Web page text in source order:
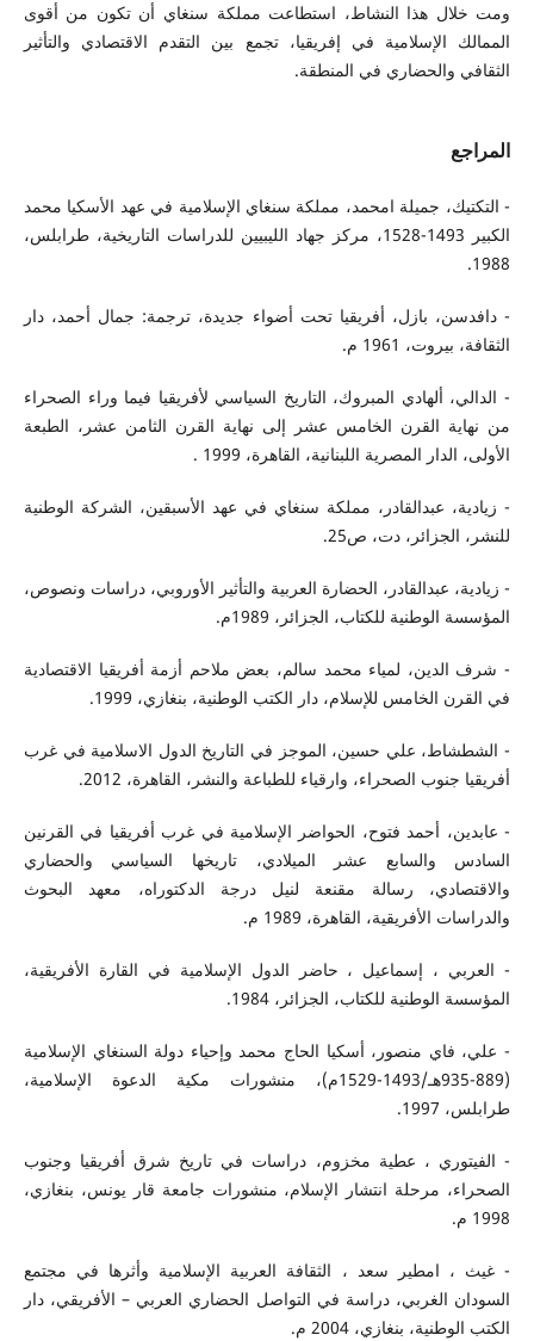
ومت خلال هذا النشاط، استطاعت مملكة سنغاي أن تكون من أقوى
الممالك الإسلامية في إفريقيا، تجمع بين التقدم الاقتصادي والتأثير
الثقافي والحضاري في المنطقة.
المراجع
- التكتيك، جميلة امحمد، مملكة سنغاي الإسلامية في عهد الأسكيا محمد
الكبير 1493-1528، مركز جهاد الليبيين للدراسات التاريخية، طرابلس،
1988.
- دافدسن، بازل، أفريقيا تحت أضواء جديدة، ترجمة: جمال أحمد، دار
الثقافة، بيروت، 1961 م.
- الدالي، ألهادي المبروك، التاريخ السياسي لأفريقيا فيما وراء الصحراء
من نهاية القرن الخامس عشر إلى نهاية القرن الثامن عشر، الطبعة
الأولى، الدار المصرية اللبنانية، القاهرة، 1999 .
- زيادية، عبدالقادر، مملكة سنغاي في عهد الأسبقين، الشركة الوطنية
للنشر، الجزائر، دت، ص25.
- زيادية، عبدالقادر، الحضارة العربية والتأثير الأوروبي، دراسات ونصوص،
المؤسسة الوطنية للكتاب، الجزائر، 1989م.
- شرف الدين، لمياء محمد سالم، بعض ملاحم أزمة أفريقيا الاقتصادية
في القرن الخامس للإسلام، دار الكتب الوطنية، بنغازي، 1999.
- الشطشاط، علي حسين، الموجز في التاريخ الدول الاسلامية في غرب
أفريقيا جنوب الصحراء، وارقياء للطباعة والنشر، القاهرة، 2012.
- عابدين، أحمد فتوح، الحواضر الإسلامية في غرب أفريقيا في القرنين
السادس والسابع عشر الميلادي، تاريخها السياسي والحضاري
والاقتصادي، رسالة مقنعة لنيل درجة الدكتوراه، معهد البحوث
والدراسات الأفريقية، القاهرة، 1989 م.
- العربي ، إسماعيل ، حاضر الدول الإسلامية في القارة الأفريقية،
المؤسسة الوطنية للكتاب، الجزائر، 1984.
- علي، فاي منصور، أسكيا الحاج محمد وإحياء دولة السنغاي الإسلامية
(889-935هـ/1493-1529م)، منشورات مكية الدعوة الإسلامية،
طرابلس، 1997.
- الفيتوري ، عطية مخزوم، دراسات في تاريخ شرق أفريقيا وجنوب
الصحراء، مرحلة انتشار الإسلام، منشورات جامعة قار يونس، بنغازي،
1998 م.
- غيث ، امطير سعد ، الثقافة العربية الإسلامية وأثرها في مجتمع
السودان الغربي، دراسة في التواصل الحضاري العربي – الأفريقي، دار
الكتب الوطنية، بنغازي، 2004 م.